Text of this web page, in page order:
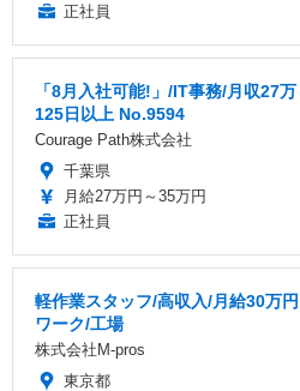
正社員
「8月入社可能!」/IT事務/月収27
125日以上 No.9594
Courage Path株式会社
千葉県
月給27万円～35万円
正社員
軽作業スタッフ/高収入/月給30万
ワーク/工場
株式会社M-pros
東京都